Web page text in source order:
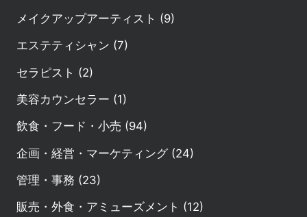
メイクアップアーティスト (9)
エステティシャン (7)
セラピスト (2)
美容カウンセラー (1)
飲食・フード・小売 (94)
企画・経営・マーケティング (24)
管理・事務 (23)
販売・外食・アミューズメント (12)